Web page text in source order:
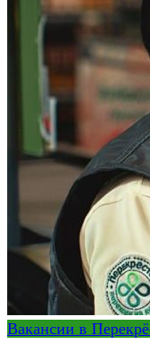
Вакансии в